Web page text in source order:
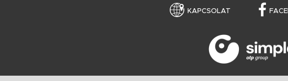
KAPCSOLAT